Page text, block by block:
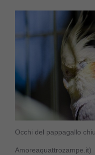
Occhi del pappagallo
Amoreaquattrozampe.it)